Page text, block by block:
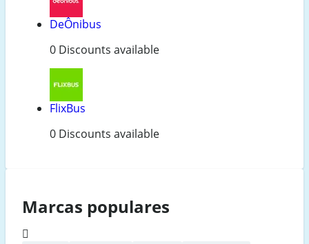
DeÔnibus
0 Discounts available
FlixBus
0 Discounts available
Marcas populares